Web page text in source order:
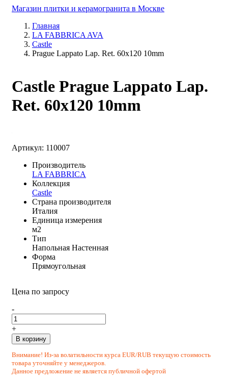
Магазин плитки и керамогранита в Москве
Главная
LA FABBRICA AVA
Castle
Prague Lappato Lap. Ret. 60x120 10mm
Castle Prague Lappato Lap.
Ret. 60x120 10mm
Артикул: 110007
Производитель
LA FABBRICA
Коллекция
Castle
Страна производителя
Италия
Единица измерения
м2
Тип
Напольная Настенная
Форма
Прямоугольная
Цена по запросу
-
+
В корзину
Внимание! Из-за волатильности курса EUR/RUB текущую стоимость
товара уточняйте у менеджеров.
Данное предложение не является публичной офертой